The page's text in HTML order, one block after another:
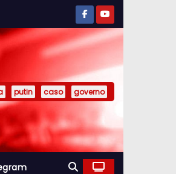
putin caso governo